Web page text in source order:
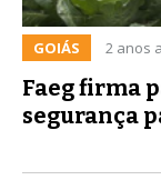
GOIÁS 2 anos
Faeg firma
segurança